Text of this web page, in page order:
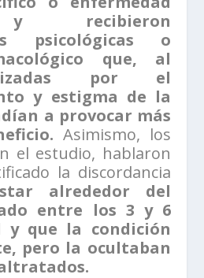
recibieron
psicológicas o
que, al
por el
y estigma de la
a provocar más
Asimismo, los
el estudio, hablaron
la discordancia
alrededor del
entre los 3 y 6
y que la condición
pero la ocultaban